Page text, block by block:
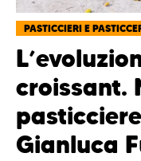
PASTICCIERI E
croissant.
Gianluca